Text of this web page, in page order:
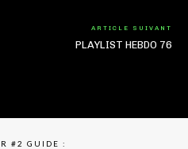
ARTICLE SUIVANT
PLAYLIST HEBDO 76
#2 GUIDE :